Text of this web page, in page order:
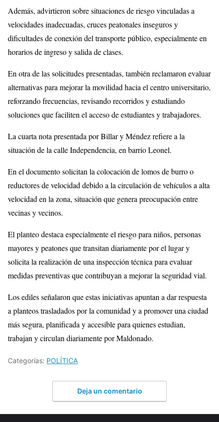
Además, advirtieron sobre situaciones de riesgo vinculadas a
velocidades inadecuadas, cruces peatonales inseguros y
dificultades de conexión del transporte público, especialmente en
horarios de ingreso y salida de clases.
En otra de las solicitudes presentadas, también reclamaron evaluar
alternativas para mejorar la movilidad hacia el centro universitario,
reforzando frecuencias, revisando recorridos y estudiando
soluciones que faciliten el acceso de estudiantes y trabajadores.
La cuarta nota presentada por Billar y Méndez refiere a la
situación de la calle Independencia, en barrio Leonel.
En el documento solicitan la colocación de lomos de burro o
reductores de velocidad debido a la circulación de vehículos a alta
velocidad en la zona, situación que genera preocupación entre
vecinas y vecinos.
El planteo destaca especialmente el riesgo para niños, personas
mayores y peatones que transitan diariamente por el lugar y
solicita la realización de una inspección técnica para evaluar
medidas preventivas que contribuyan a mejorar la seguridad vial.
Los ediles señalaron que estas iniciativas apuntan a dar respuesta
a planteos trasladados por la comunidad y a promover una ciudad
más segura, planificada y accesible para quienes estudian,
trabajan y circulan diariamente por Maldonado.
Categorías: POLÍTICA
Deja un comentario